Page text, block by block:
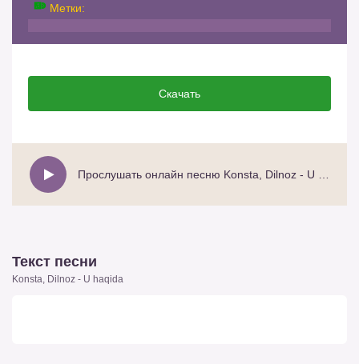
Метки:
Скачать
Текст песни
Konsta, Dilnoz - U haqida